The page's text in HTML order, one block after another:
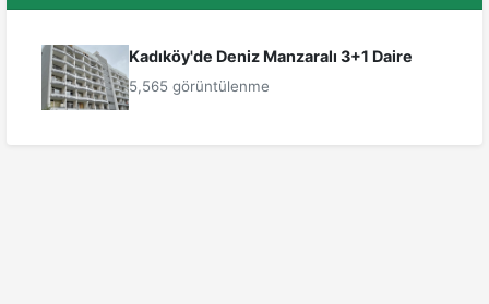
Kadıköy'de Deniz Manzaralı 3+1 Daire
5,565 görüntülenme